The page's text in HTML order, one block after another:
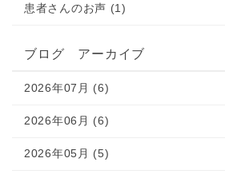
患者さんのお声 (1)
ブログ アーカイブ
2026年07月 (6)
2026年06月 (6)
2026年05月 (5)